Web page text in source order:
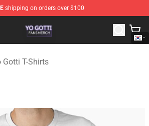
shipping on orders over $100
Official Yo Gotti Merchandise Store
Gotti T-Shirts